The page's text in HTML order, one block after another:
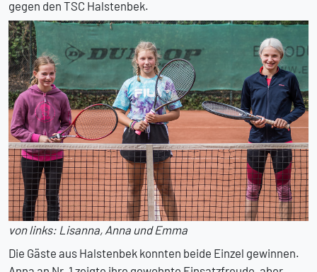
gegen den TSC Halstenbek.
von links: Lisanna, Anna und Emma
Die Gäste aus Halstenbek konnten beide Einzel gewinnen.